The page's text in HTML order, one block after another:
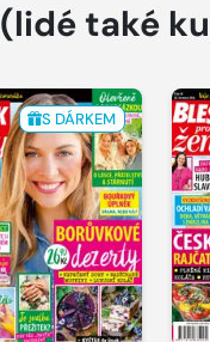
(lidé také
S DÁRKEM